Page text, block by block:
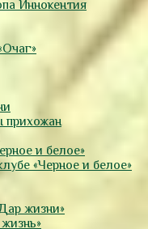
Иннокентия
прихожан
и белое»
«Черное и белое»
жизни»